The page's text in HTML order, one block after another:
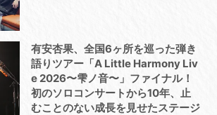
有安杏果、全国6ヶ所を巡った弾き
語りツアー「A Little Harmony Liv
e 2026〜雫ノ音〜」ファイナル！
初のソロコンサートから10年、止
むことのない成長を見せたステージ